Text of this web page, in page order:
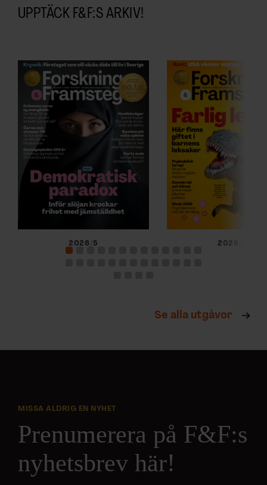
UPPTÄCK F&F:S ARKIV!
2026/5 2026/4
Se alla utgåvor
MISSA ALDRIG EN NYHET
Prenumerera på F&F:s
nyhetsbrev här!